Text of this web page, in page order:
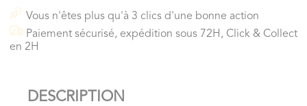
Vous n'êtes plus qu'à 3 clics d'une bonne action
Paiement sécurisé, expédition sous 72H, Click & Collect
en 2H
DESCRIPTION